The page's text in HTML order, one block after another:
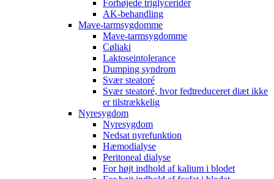
Forhøjede triglycerider
AK-behandling
Mave-tarmsygdomme
Mave-tarmsygdomme
Cøliaki
Laktoseintolerance
Dumping syndrom
Svær steatoré
Svær steatoré, hvor fedtreduceret diæt ikke
er tilstrækkelig
Nyresygdom
Nyresygdom
Nedsat nyrefunktion
Hæmodialyse
Peritoneal dialyse
For højt indhold af kalium i blodet